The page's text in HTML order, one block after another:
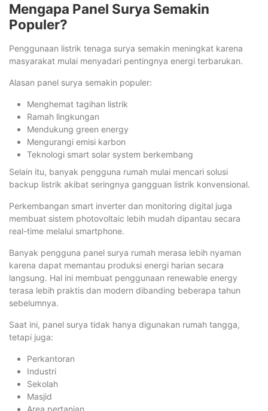
Mengapa Panel Surya Semakin
Populer?
Penggunaan listrik tenaga surya semakin meningkat karena
masyarakat mulai menyadari pentingnya energi terbarukan.
Alasan panel surya semakin populer:
Menghemat tagihan listrik
Ramah lingkungan
Mendukung green energy
Mengurangi emisi karbon
Teknologi smart solar system berkembang
Selain itu, banyak pengguna rumah mulai mencari solusi
backup listrik akibat seringnya gangguan listrik konvensional.
Perkembangan smart inverter dan monitoring digital juga
membuat sistem photovoltaic lebih mudah dipantau secara
real-time melalui smartphone.
Banyak pengguna panel surya rumah merasa lebih nyaman
karena dapat memantau produksi energi harian secara
langsung. Hal ini membuat penggunaan renewable energy
terasa lebih praktis dan modern dibanding beberapa tahun
sebelumnya.
Saat ini, panel surya tidak hanya digunakan rumah tangga,
tetapi juga:
Perkantoran
Industri
Sekolah
Masjid